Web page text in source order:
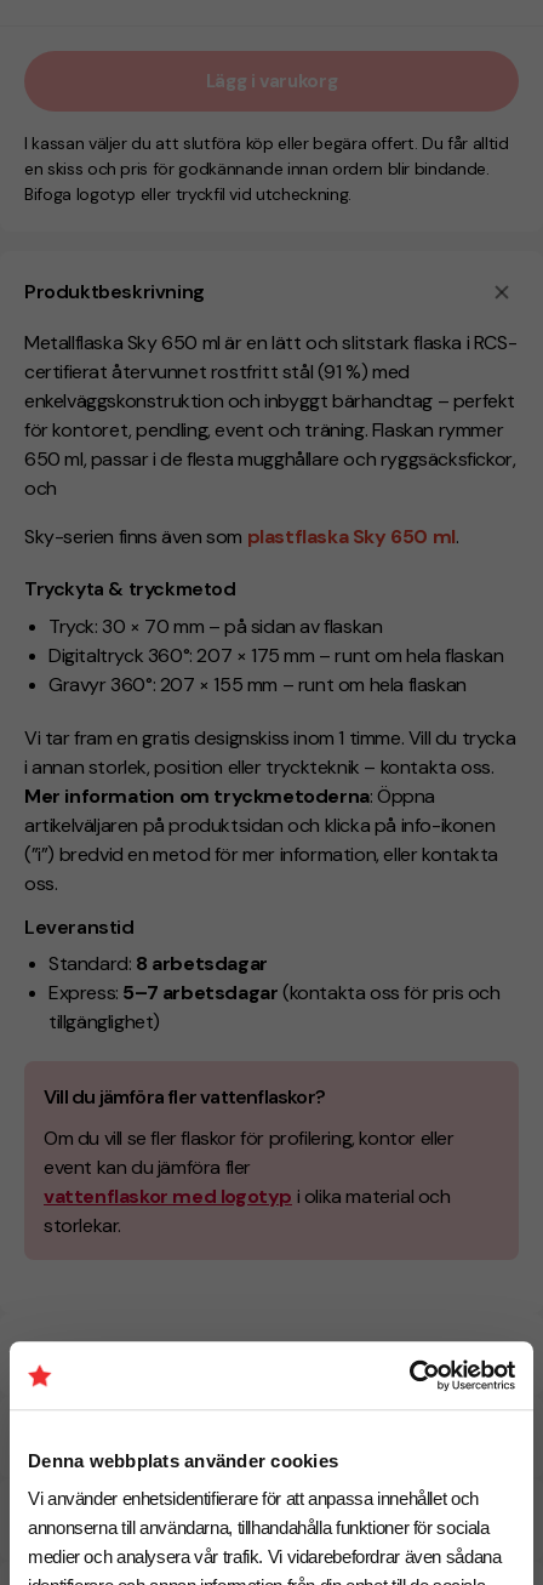
Denna webbplats använder cookies
Vi använder enhetsidentifierare för att anpassa innehållet och
annonserna till användarna, tillhandahålla funktioner för sociala
medier och analysera vår trafik. Vi vidarebefordrar även sådana
Produktbeskrivning
Metallflaska Sky 650 ml är en lätt och slitstark flaska i RCS-
certifierat återvunnet rostfritt stål (91 %) med
enkelväggskonstruktion och inbyggt bärhandtag – perfekt
för kontoret, pendling, event och träning. Flaskan rymmer
650 ml, passar i de flesta mugghållare och ryggsäcksfickor,
och
Sky-serien finns även som plastflaska Sky 650 ml.
Tryckyta & tryckmetod
Tryck: 30 × 70 mm – på sidan av flaskan
Digitaltryck 360°: 207 × 175 mm – runt om hela flaskan
Gravyr 360°: 207 × 155 mm – runt om hela flaskan
Vi tar fram en gratis designskiss inom 1 timme. Vill du trycka
i annan storlek, position eller tryckteknik – kontakta oss.
Mer information om tryckmetoderna: Öppna
artikelväljaren på produktsidan och klicka på info-ikonen
(”i”) bredvid en metod för mer information, eller kontakta
oss.
Leveranstid
Standard: 8 arbetsdagar
Express: 5–7 arbetsdagar(kontakta oss för pris och
tillgänglighet)
Vill du jämföra fler vattenflaskor?
Om du vill se fler flaskor för profilering, kontor eller
event kan du jämföra fler
vattenflaskor med logotyp i olika material och
storlekar.
Pristabell
Lägg i varukorg
I kassan väljer du att slutföra köp eller begära offert. Du får alltid
en skiss och pris för godkännande innan ordern blir bindande.
Bifoga logotyp eller tryckfil vid utcheckning.